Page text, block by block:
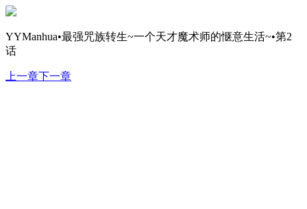
YYManhua•最强咒族转生~一个天才魔术师的惬意生活~•第2
话
上一章下一章